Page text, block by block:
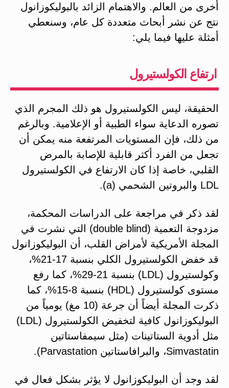
أخرى من العالم. والاهتمام الزائد بالبوليكوزانول
نتج عن نشر أبحاث متعددة كل عام، وسنعطي
أمثلة عليها فيما يلي:
ارتفاع الكولستيرول
الحقيقة، ليس الكولستيرول هو ذلك المجرم الذي
تصوره الدعاية سواء الطبية أو الإعلامية. وبالرغم
من ذلك، فإن المستويات المرتفعة منه يمكن أن
تجعل من الفرد أكثر قابلية للإصابة بالمرض
القلبي، خاصة إذا كان الارتفاع في الكولستيرول
LDL والبروتين الشحمي (a).
لقد ذكر في مراجعة على الدراسات المحكمة،
مزدوجة التعمية (double blind) التي نشرت في
المجلة الأمريكية لأمراض القلب، أن البوليكوزانول
قد خفض الكولستيرول الكلي بنسبة 17-21%،
وكولستيرول (LDL) بنسبة 21-29%، كما رفع
مستوى كولستيرول (HDL) بنسبة 8-15%، كما
ذكرت المجلة أيضاً أن جرعة (10 مغ) يومياً من
البوليكوزانول كافية لتخفيض الكولستيرول (LDL)
مثل أدوية الستاتينات (مثل سيمفاستاتين
Simvastatin، والبرافاستاتين Parvastation).
لقد وجد أن البوليكوزانول لا يؤثر بشكل فعال في